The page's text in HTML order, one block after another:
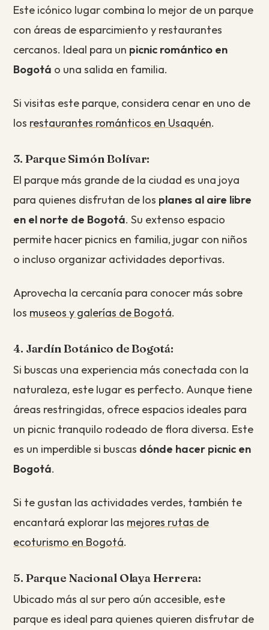
Este icónico lugar combina lo mejor de un parque
con áreas de esparcimiento y restaurantes
cercanos. Ideal para un picnic romántico en
Bogotá o una salida en familia.
Si visitas este parque, considera cenar en uno de
los restaurantes románticos en Usaquén.
3. Parque Simón Bolívar:
El parque más grande de la ciudad es una joya
para quienes disfrutan de los planes al aire libre
en el norte de Bogotá. Su extenso espacio
permite hacer picnics en familia, jugar con niños
o incluso organizar actividades deportivas.
Aprovecha la cercanía para conocer más sobre
los museos y galerías de Bogotá.
4. Jardín Botánico de Bogotá:
Si buscas una experiencia más conectada con la
naturaleza, este lugar es perfecto. Aunque tiene
áreas restringidas, ofrece espacios ideales para
un picnic tranquilo rodeado de flora diversa. Este
es un imperdible si buscas dónde hacer picnic en
Bogotá.
Si te gustan las actividades verdes, también te
encantará explorar las mejores rutas de
ecoturismo en Bogotá.
5. Parque Nacional Olaya Herrera:
Ubicado más al sur pero aún accesible, este
parque es ideal para quienes quieren disfrutar de